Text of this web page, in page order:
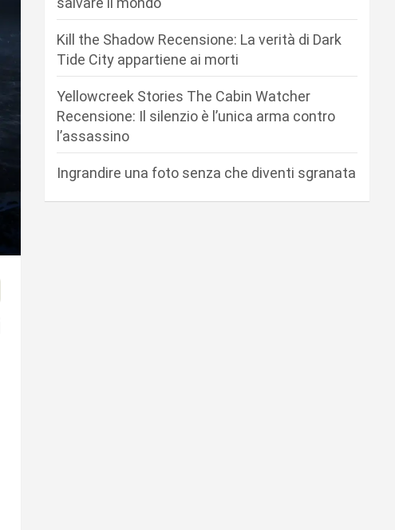
Kill the Shadow Recensione: La verità di Dark
Tide City appartiene ai morti
Yellowcreek Stories The Cabin Watcher
Recensione: Il silenzio è l’unica arma contro
l’assassino
Ingrandire una foto senza che diventi sgranata